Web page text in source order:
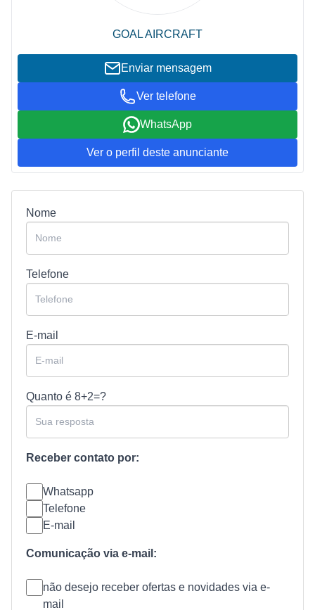
GOAL AIRCRAFT
Enviar mensagem
Ver telefone
WhatsApp
Ver o perfil deste anunciante
Nome
Telefone
E-mail
Quanto é 8+2=?
Receber contato por:
Whatsapp
Telefone
E-mail
Comunicação via e-mail:
não desejo receber ofertas e novidades via e-
mail